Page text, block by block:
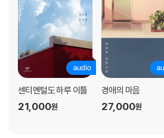
센티멘털도 하루 이틀
21,000원
경애의 마음
27,000원